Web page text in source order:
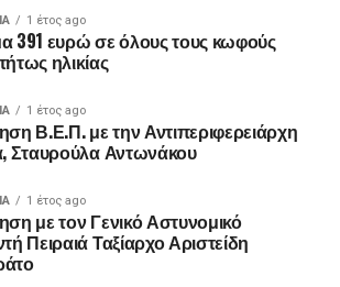
1 έτος ago
391 ευρώ σε όλους τους κωφούς
ηλικίας
1 έτος ago
Β.Ε.Π. με την Αντιπεριφερειάρχη
Σταυρούλα Αντωνάκου
1 έτος ago
με τον Γενικό Αστυνομικό
Πειραιά Ταξίαρχο Αριστείδη